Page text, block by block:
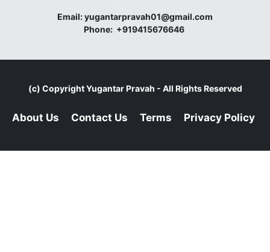
Email:yugantarpravah01@gmail.com
Phone: +919415676646
(c) CopyrightYugantar Pravah - All Rights Reserved
About Us Contact Us Terms Privacy Policy